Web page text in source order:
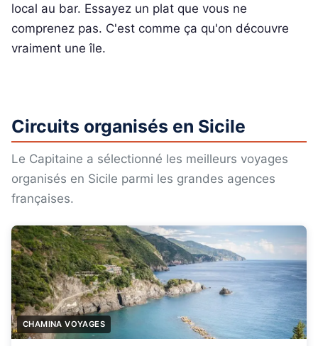
local au bar. Essayez un plat que vous ne
comprenez pas. C'est comme ça qu'on découvre
vraiment une île.
Circuits organisés en Sicile
Le Capitaine a sélectionné les meilleurs voyages
organisés en Sicile parmi les grandes agences
françaises.
CHAMINA VOYAGES